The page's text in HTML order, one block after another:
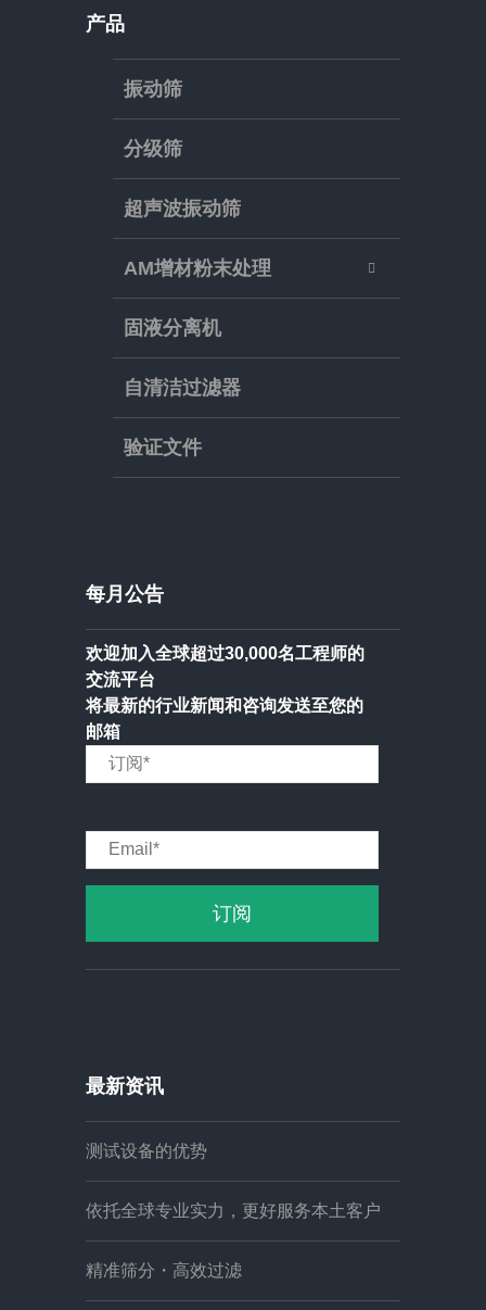
产品
振动筛
分级筛
超声波振动筛
AM增材粉末处理
固液分离机
自清洁过滤器
验证文件
每月公告
欢迎加入全球超过30,000名工程师的
交流平台
将最新的行业新闻和咨询发送至您的
邮箱
最新资讯
测试设备的优势
依托全球专业实力，更好服务本土客户
精准筛分・高效过滤